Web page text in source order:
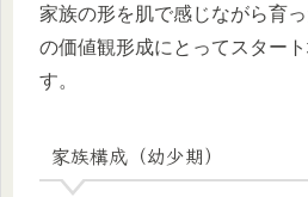
家族の形を肌で感じながら育
の価値観形成にとってスター
す。
家族構成（幼少期）